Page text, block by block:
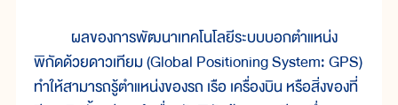
ผลของการพัฒนาเทคโนโลยีระบบบอกตำแหน่ง
พิกัดด้วยดาวเทียม (Global Positioning System: GPS)
ทำให้สามารถรู้ตำแหน่งของรถ เรือ เครื่องบิน หรือสิ่งของที่